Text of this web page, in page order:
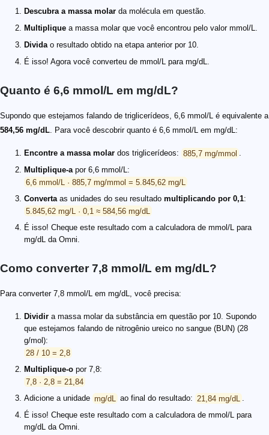
Descubra a massa molar da molécula em questão.
Multiplique a massa molar que você encontrou pelo valor mmol/L.
Dividao resultado obtido na etapa anterior por 10.
É isso! Agora você converteu de mmol/L para mg/dL.
Quanto é 6,6 mmol/L em mg/dL?
Supondo que estejamos falando de triglicerídeos, 6,6 mmol/L é equivalente a
584,56 mg/dL. Para você descobrir quanto é 6,6 mmol/L em mg/dL:
Encontre a massa molar dos triglicerídeos: 885,7 mg/mmol .
Multiplique-apor 6,6 mmol/L:
6,6 mmol/L · 885,7 mg/mmol = 5.845,62 mg/L
Convertaas unidades do seu resultado multiplicando por 0,1:
5.845,62 mg/L · 0,1 ≈ 584,56 mg/dL
É isso! Cheque este resultado com a calculadora de mmol/L para
mg/dL da Omni.
Como converter 7,8 mmol/L em mg/dL?
Para converter 7,8 mmol/L em mg/dL, você precisa:
Dividir a massa molar da substância em questão por 10. Supondo
que estejamos falando de nitrogênio ureico no sangue (BUN) (28
g/mol):
28 / 10 = 2,8
Multiplique-o por 7,8:
7,8 · 2,8 = 21,84
Adicione a unidade mg/dL ao final do resultado: 21,84 mg/dL .
É isso! Cheque este resultado com a calculadora de mmol/L para
mg/dL da Omni.